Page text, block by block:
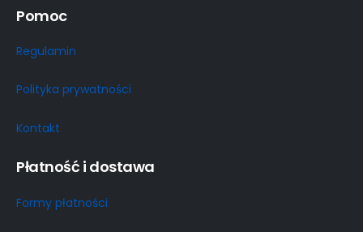
Pomoc
Regulamin
Polityka prywatności
Kontakt
Płatność i dostawa
Formy płatności